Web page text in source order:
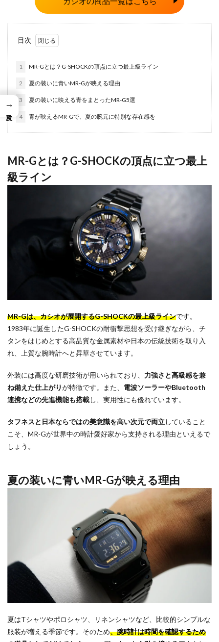
目次
1 MR-Gとは？G-SHOCKの頂点に立つ最上級ライン
2 夏の装いに青いMR-Gが映える理由
3 夏の装いに映える青をまとったMR-G5選
4 青が映えるMR-Gで、夏の腕元に特別な存在感を
MR-Gとは？G-SHOCKの頂点に立つ最上
級ライン
MR-Gは、カシオが展開するG-SHOCKの最上級ラインです。
1983年に誕生したG-SHOCKの耐衝撃思想を受け継ぎながら、チ
タンをはじめとする高品質な金属素材や日本の伝統技術を取り入
れ、上質な腕時計へと昇華させています。
外装には高度な研磨技術が用いられており、 力強さと高級感を兼
ね備えた仕上がりが特徴です。また、 電波ソーラーやBluetooth
連携などの先進機能も搭載し、実用性にも優れています。
タフネスと日本ならではの美意識を高い次元で両立していること
こそ、MR-Gが世界中の時計愛好家から支持される理由といえるで
しょう。
夏の装いに青いMR-Gが映える理由
夏はTシャツやポロシャツ、リネンシャツなど、比較的シンプルな
服装が増える季節です。そのため、腕時計は時間を確認するため
→